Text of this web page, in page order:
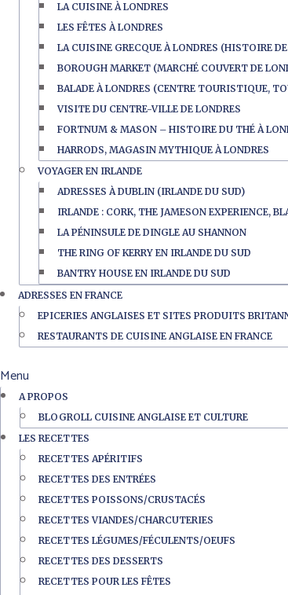
LA CUISINE À LONDRES
LES FÊTES À LONDRES
LA CUISINE GRECQUE À LONDRES (HISTOIRE
BOROUGH MARKET (MARCHÉ COUVERT DE
BALADE À LONDRES (CENTRE TOURISTIQUE,
VISITE DU CENTRE-VILLE DE LONDRES
FORTNUM & MASON – HISTOIRE DU THÉ À
HARRODS, MAGASIN MYTHIQUE À LONDRES
VOYAGER EN IRLANDE
ADRESSES À DUBLIN (IRLANDE DU SUD)
IRLANDE : CORK, THE JAMESON EXPERIENCE,
LA PÉNINSULE DE DINGLE AU SHANNON
THE RING OF KERRY EN IRLANDE DU SUD
BANTRY HOUSE EN IRLANDE DU SUD
ADRESSES EN FRANCE
EPICERIES ANGLAISES ET SITES PRODUITS
RESTAURANTS DE CUISINE ANGLAISE EN FRANCE
Menu
A PROPOS
BLOGROLL CUISINE ANGLAISE ET CULTURE
LES RECETTES
RECETTES APÉRITIFS
RECETTES DES ENTRÉES
RECETTES POISSONS/CRUSTACÉS
RECETTES VIANDES/CHARCUTERIES
RECETTES LÉGUMES/FÉCULENTS/OEUFS
RECETTES DES DESSERTS
RECETTES POUR LES FÊTES